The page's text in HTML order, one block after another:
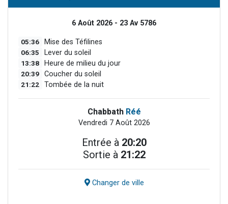
6 Août 2026 - 23 Av 5786
05:36 Mise des Téfilines
06:35 Lever du soleil
13:38 Heure de milieu du jour
20:39 Coucher du soleil
21:22 Tombée de la nuit
Chabbath Réé
Vendredi 7 Août 2026
Entrée à 20:20
Sortie à 21:22
Changer de ville